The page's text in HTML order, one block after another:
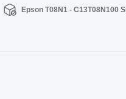
Epson T08N1 - C13T08N100